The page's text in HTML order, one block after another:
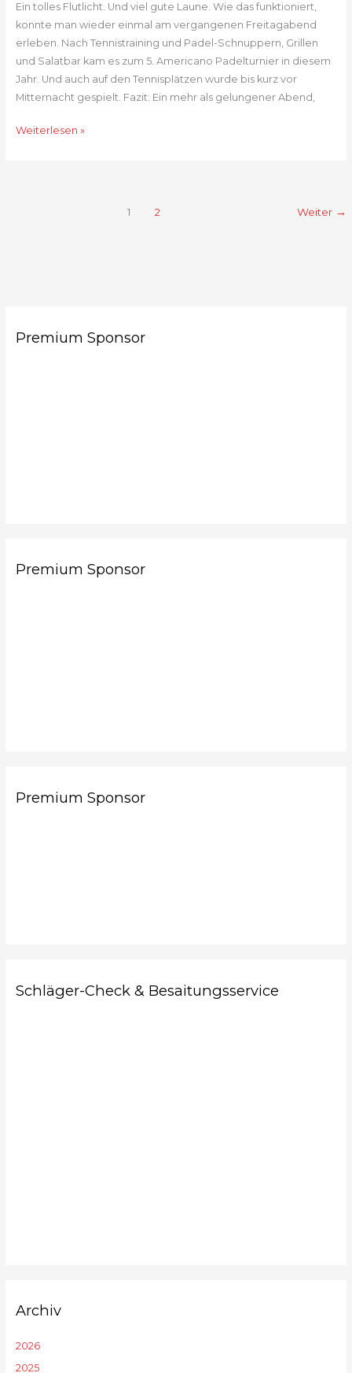
Ein tolles Flutlicht. Und viel gute Laune. Wie das funktioniert,
konnte man wieder einmal am vergangenen Freitagabend
erleben. Nach Tennistraining und Padel-Schnuppern, Grillen
und Salatbar kam es zum 5. Americano Padelturnier in diesem
Jahr. Und auch auf den Tennisplätzen wurde bis kurz vor
Mitternacht gespielt. Fazit: Ein mehr als gelungener Abend,
So
Weiterlesen »
1 2 Weiter →
Premium Sponsor
Premium Sponsor
Premium Sponsor
Schläger-Check & Besaitungsservice
Archiv
2026
2025